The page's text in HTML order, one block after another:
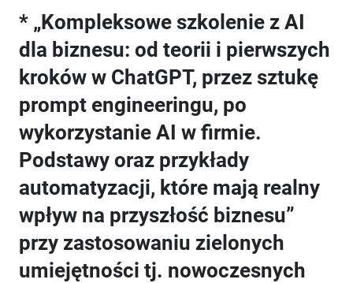
* „Kompleksowe szkolenie z AI
dla biznesu: od teorii i pierwszych
kroków w ChatGPT, przez sztukę
prompt engineeringu, po
wykorzystanie AI w firmie.
Podstawy oraz przykłady
automatyzacji, które mają realny
wpływ na przyszłość biznesu”
przy zastosowaniu zielonych
umiejętności tj. nowoczesnych